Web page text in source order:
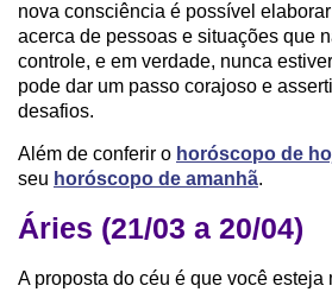
nova consciência é possível
acerca de pessoas e situações que
controle, e em verdade, nunca
pode dar um passo corajoso e
desafios.
Além de conferir o horóscopo de
seu horóscopo de amanhã.
Áries (21/03 a 20/04)
A proposta do céu é que você esteja